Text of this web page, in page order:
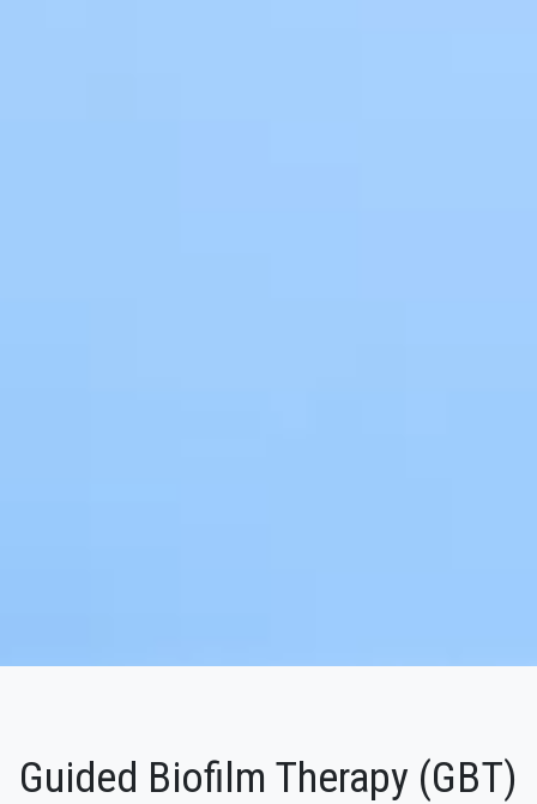
Guided Biofilm Therapy (GBT)